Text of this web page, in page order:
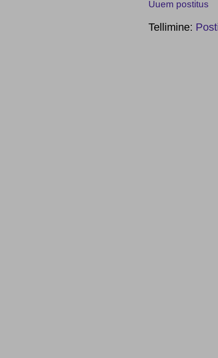
Uuem postitus
Tellimine: